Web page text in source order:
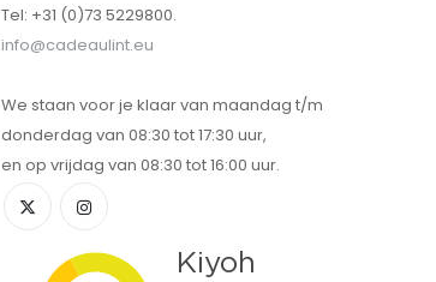
Tel: +31 (0)73 5229800.
info@cadeaulint.eu
We staan voor je klaar van maandag t/m
donderdag van 08:30 tot 17:30 uur,
en op vrijdag van 08:30 tot 16:00 uur.